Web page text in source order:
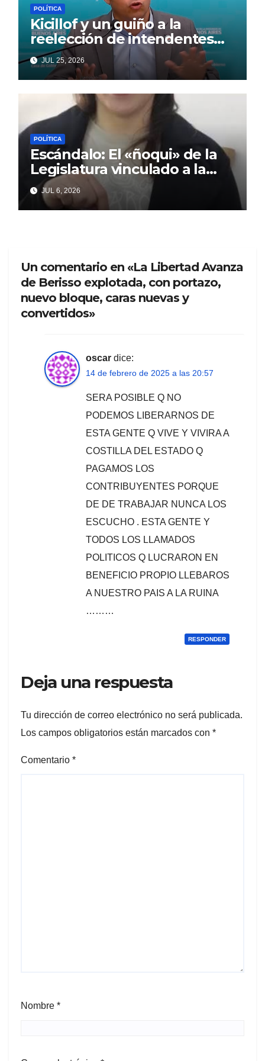
POLÍTICA
Kicillof y un guiño a la
reelección de intendentes
que Cagliardi espera ansioso
JUL 25, 2026
POLÍTICA
Escándalo: El «ñoqui» de la
Legislatura vinculado a la
concejal libertaria no quiere
soltar al «ESTADO»
JUL 6, 2026
Un comentario en «La Libertad Avanza
de Berisso explotada, con portazo,
nuevo bloque, caras nuevas y
convertidos»
oscar dice:
14 de febrero de 2025 a las 20:57
SERA POSIBLE Q NO
PODEMOS LIBERARNOS DE
ESTA GENTE Q VIVE Y VIVIRA A
COSTILLA DEL ESTADO Q
PAGAMOS LOS
CONTRIBUYENTES PORQUE
DE DE TRABAJAR NUNCA LOS
ESCUCHO . ESTA GENTE Y
TODOS LOS LLAMADOS
POLITICOS Q LUCRARON EN
BENEFICIO PROPIO LLEBAROS
A NUESTRO PAIS A LA RUINA
………
RESPONDER
Deja una respuesta
Tu dirección de correo electrónico no será publicada.
Los campos obligatorios están marcados con *
Comentario *
Nombre *